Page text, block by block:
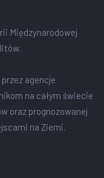
Międzynarodowej
agencje
na całym świecie
oraz prognozowanej
na Ziemi.